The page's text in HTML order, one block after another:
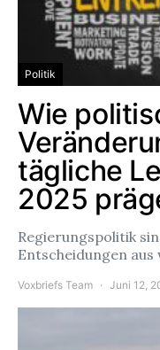
Politik
Wie
tägliche
2025
Regierungspolitik
Entscheidungen
Voxbriefs Team Juni 12,